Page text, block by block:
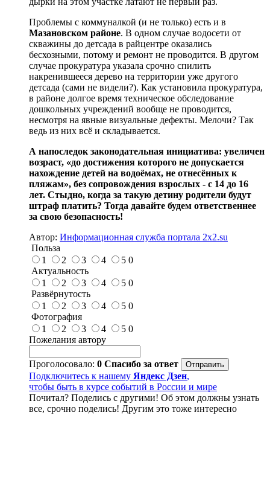
Проблемы с коммуналкой (и не только) есть и в
Мазановском районе. В одном случае водосети от
скважины до детсада в райцентре оказались
бесхозными, потому и ремонт не проводится. В другом
случае прокуратура указала срочно спилить
накренившееся дерево на территории уже другого
детсада (сами не видели?). Как установила прокуратура,
в районе долгое время техническое обследование
дошкольных учреждений вообще не проводится,
несмотря на явные визуальные дефекты. Мелочи? Так
ведь из них всё и складывается.
А напоследок законодательная инициатива: увеличен
возраст, «до достижения которого не допускается
нахождение детей на водоёмах, не отнесённых к
пляжам», без сопровождения взрослых - с 14 до 16
лет. Стыдно, когда за такую детину родители будут
штраф платить? Тогда давайте будем ответственнее
за свою безопасность!
Автор: Информационная служба портала 2x2.su
Польза
1
2 3 4 5 0
Актуальность
1
2 3 4 5 0
Развёрнутость
1
2 3 4 5 0
Фотография
1
2 3 4 5 0
Пожелания автору
Проголосовало: 0 Спасибо за ответ
Подключитесь к нашему Яндекс Дзен,
чтобы быть в курсе событий в России и мире
Почитал? Поделись с другими! Об этом должны узнать
все, срочно поделись! Другим это тоже интересно